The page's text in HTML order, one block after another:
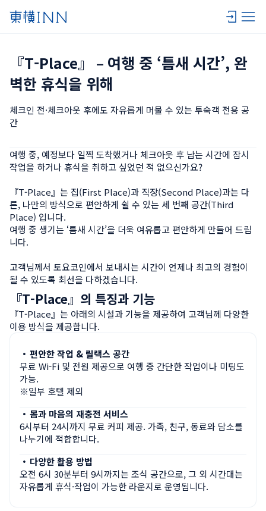
『T-Place』 – 여행 중 ‘틈새 시간’, 완
벽한 휴식을 위해
체크인 전·체크아웃 후에도 자유롭게 머물 수 있는 투숙객 전용 공
간
여행 중, 예정보다 일찍 도착했거나 체크아웃 후 남는 시간에 잠시
작업을 하거나 휴식을 취하고 싶었던 적 없으신가요?
『T-Place』는 집(First Place)과 직장(Second Place)과는 다
른, 나만의 방식으로 편안하게 쉴 수 있는 세 번째 공간(Third
Place) 입니다.
여행 중 생기는 ‘틈새 시간’을 더욱 여유롭고 편안하게 만들어 드립
니다.
고객님께서 토요코인에서 보내시는 시간이 언제나 최고의 경험이
될 수 있도록 최선을 다하겠습니다.
『T-Place』의 특징과 기능
『T-Place』는 아래의 시설과 기능을 제공하여 고객님께 다양한
이용 방식을 제공합니다.
・ 편안한 작업 & 릴랙스 공간
무료 Wi-Fi 및 전원 제공으로 여행 중 간단한 작업이나 미팅도
가능.
※일부 호텔 제외
・ 몸과 마음의 재충전 서비스
6시부터 24시까지 무료 커피 제공. 가족, 친구, 동료와 담소를
나누기에 적합합니다.
・ 다양한 활용 방법
오전 6시 30분부터 9시까지는 조식 공간으로, 그 외 시간대는
자유롭게 휴식·작업이 가능한 라운지로 운영됩니다.